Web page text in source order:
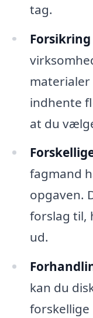
tag.
materialer
indhente
at du
fagmand
opgaven.
forslag til,
ud.
kan du